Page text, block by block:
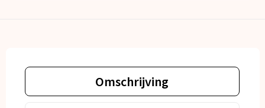
Omschrijving